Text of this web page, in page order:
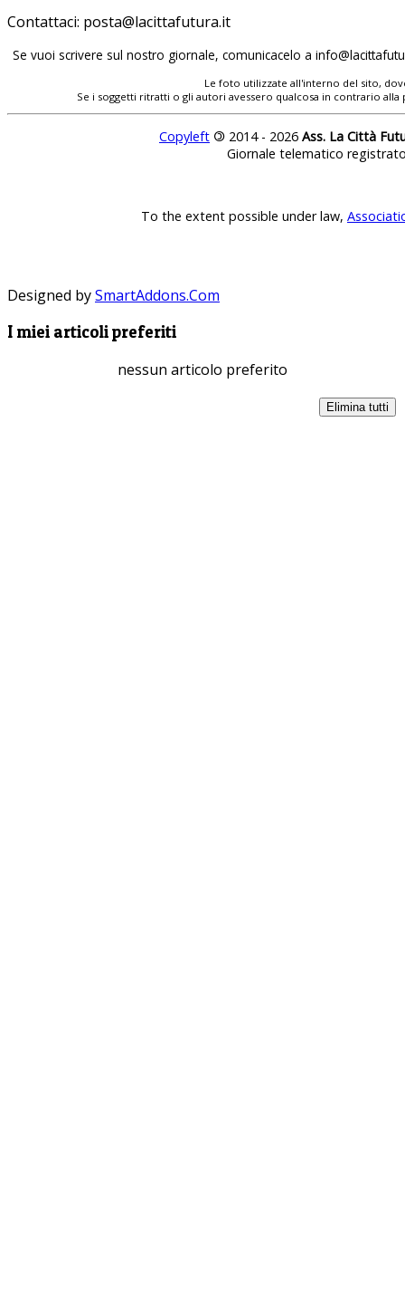
Contattaci:
Se vuoi scrivere sul nostro giornale, comunicacelo a
Le foto utilizzate all'interno del sito,
Se i soggetti ritratti o gli autori avessero qualcosa in contrario
Copyleft © 2014 - 2026 Ass. La Città
Giornale telematico
To the extent possible under law,
Designed bySmartAddons.Com
I miei articoli preferiti
nessun articolo preferito